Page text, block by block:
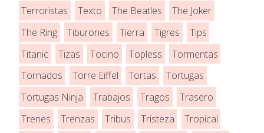
Terroristas
Texto The Beatles
The Joker
The Ring
Tiburones Tierra Tigres
Tips
Titanic
Tizas Tocino Topless
Tormentas
Tornados
Torre Eiffel Tortas
Tortugas
Tortugas Ninja
Trabajos Tragos
Trasero
Trenes
Trenzas Tribus Tristeza
Tropical